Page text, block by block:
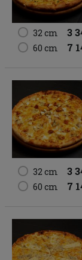
32 cm 3
60 cm 7
32 cm
3
60 cm 7